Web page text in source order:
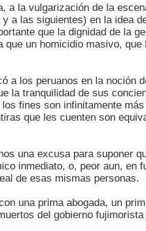
a la vulgarización de la
a las siguientes) en la idea
que la dignidad de la
que un homicidio masivo,
a los peruanos en la noción
la tranquilidad de sus
fines son infinitamente
que les cuenten son
una excusa para suponer
inmediato, o, peor aun, en
de esas mismas personas.
una prima abogada, un
del gobierno